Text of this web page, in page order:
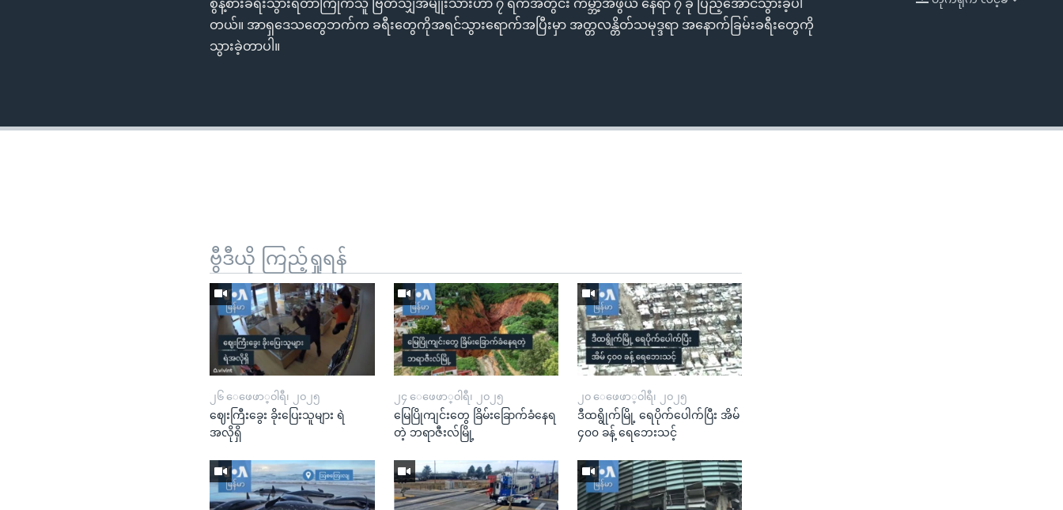
EMBED
စွန့်စားခရီးသွားရတာကြိုက်သူ ဗြိတိသျှအမျိုးသားဟာ ၇ ရက်အတွင်း ကမ္ဘာ့အံဖွယ် နေရာ ၇ ခု ပြည့်အောင်သွားခဲ့ပါ
တယ်။ အာရှဒေသတွေဘက်က ခရီးတွေကိုအရင်သွားရောက်အပြီးမှာ အတ္တလန္တိတ်သမုဒ္ဒရာ အနောက်ခြမ်းခရီးတွေကို
သွားခဲ့တာပါ။
ဗွီဒီယို ကြည့်ရှုရန်
၂၆ ေဖေဖာ္၀ါရီ၊ ၂၀၂၅
ဈေးကြီးခွေး ခိုးပြေးသူများ ရဲ
အလိုရှိ
၂၄ ေဖေဖာ္၀ါရီ၊ ၂၀၂၅
မြေပြိုကျင်းတွေ ခြိမ်းခြောက်ခံနေရ
တဲ့ ဘရာဇီးလ်မြို့
၂၀ ေဖေဖာ္၀ါရီ၊ ၂၀၂၅
ဒီထရွိုက်မြို့ ရေပိုက်ပေါက်ပြီး အိမ်
၄၀၀ ခန့် ရေဘေးသင့်